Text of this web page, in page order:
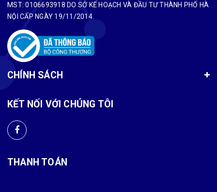
MST: 0106693918 DO SỞ KẾ HOẠCH VÀ ĐẦU TƯ THÀNH PHỐ HÀ
NỘI CẤP NGÀY 19/11/2014.
CHÍNH SÁCH
KẾT NỐI VỚI CHÚNG TÔI
THANH TOÁN